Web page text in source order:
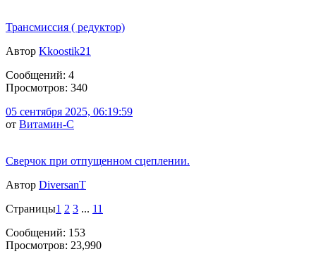
Трансмиссия ( редуктор)
Автор Kkoostik21
Сообщений: 4
Просмотров: 340
05 сентября 2025, 06:19:59
от Витамин-С
Сверчок при отпущенном сцеплении.
Автор DiversanT
Страницы1 2 3 ... 11
Сообщений: 153
Просмотров: 23,990